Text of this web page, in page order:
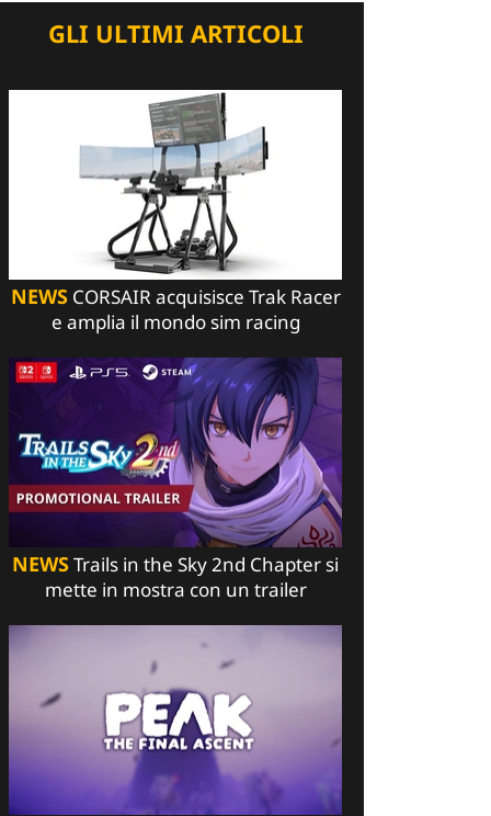
GLI ULTIMI ARTICOLI
NEWSCORSAIR acquisisce Trak Racer
e amplia il mondo sim racing
NEWSTrails in the Sky 2nd Chapter si
mette in mostra con un trailer